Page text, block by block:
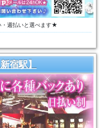
週払いと選べます★
宿駅】